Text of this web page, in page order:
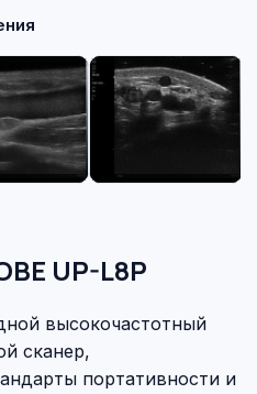
UP-L8P
высокочастотный
сканер,
портативности и